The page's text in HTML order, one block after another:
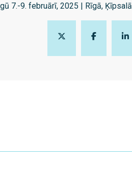
7.-9. februārī, 2025 | Rīgā, Ķīpsalā